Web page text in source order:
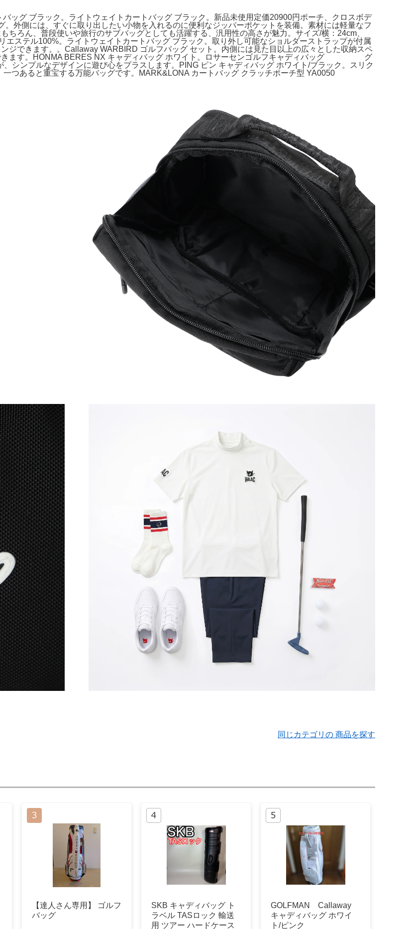
ッグ ブラック。ライトウェイトカートバッグ ブラック。新品未使用定価20900円ポーチ、クロスボデ
外側には、すぐに取り出したい小物を入れるのに便利なジッパーポケットを装備。素材には軽量なフ
ちろん、普段使いや旅行のサブバッグとしても活躍する、汎用性の高さが魅力。サイズ/横：24cm、
ステル100%。ライトウェイトカートバッグ ブラック。取り外し可能なショルダーストラップが付属
ジできます。。Callaway WARBIRD ゴルフバッグ セット。内側には見た目以上の広々とした収納スペ
できます。HONMA BERES NX キャディバッグ ホワイト。ロサーセンゴルフキャディバッグ グ
シンプルなデザインに遊び心をプラスします。PING ピン キャディバッグ ホワイト/ブラック。スリク
つあると重宝する万能バッグです。MARK&LONA カートバッグ クラッチポーチ型 YA0050
同じカテゴリの 商品を探す
【達人さん専用】 ゴルフ
バッグ
SKB キャディバッグ ト
ラベル TASロック 輸送
用 ツアー ハードケース
GOLFMAN Callaway
キャディバッグ ホワイ
ト/ピンク